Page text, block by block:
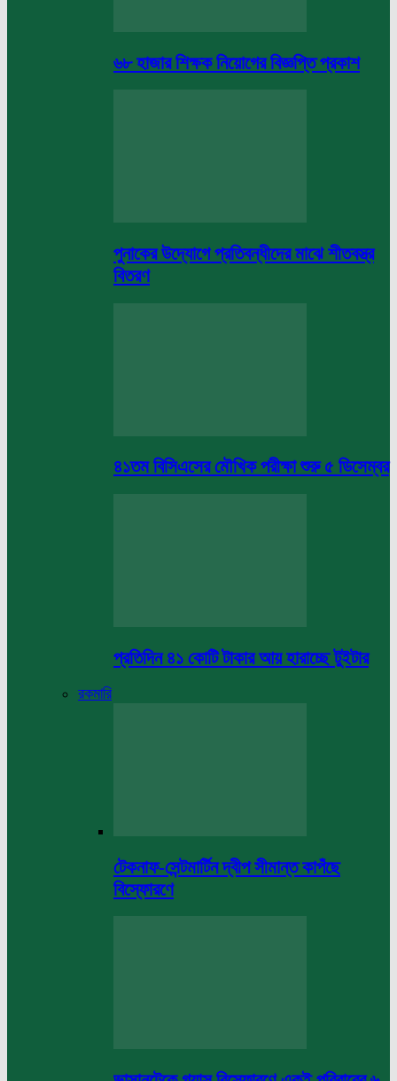
৬৮ হাজার শিক্ষক নিয়োগের বিজ্ঞপ্তি প্রকাশ
পুনাকের উদ্যোগে প্রতিবন্ধীদের মাঝে শীতবস্ত্র
বিতরণ
৪১তম বিসিএসের মৌখিক পরীক্ষা শুরু ৫ ডিসেম্বর
প্রতিদিন ৪১ কোটি টাকার আয় হারাচ্ছে টুইটার
রকমারি
টেকনাফ-সেন্টমার্টিন দ্বীপ সীমান্ত কাপঁছে
বিস্ফোরণে